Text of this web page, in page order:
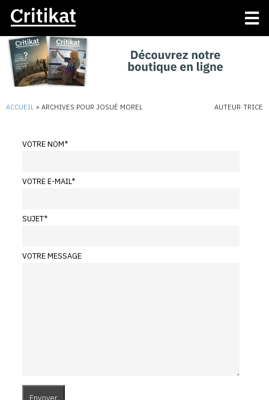
ACCUEIL » ARCHIVES POUR JOSUÉ MOREL AUTEUR·TRICE
VOTRE NOM*
VOTRE E-MAIL*
SUJET*
VOTRE MESSAGE